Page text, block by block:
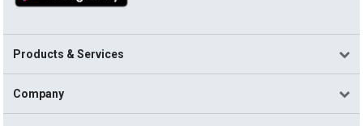
Products & Services
Company